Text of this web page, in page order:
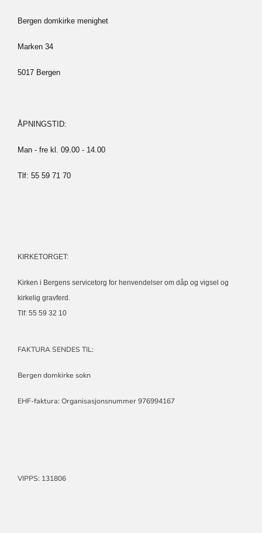
Bergen domkirke menighet
Marken 34
5017 Bergen
ÅPNINGSTID:
Man - fre kl. 09.00 - 14.00
Tlf: 55 59 71 70
KIRKETORGET:
Kirken i Bergens servicetorg for henvendelser om dåp og vigsel og
kirkelig gravferd.
Tlf: 55 59 32 10
FAKTURA SENDES TIL:
Bergen domkirke sokn
EHF-faktura: Organisasjonsnummer 976994167
VIPPS: 131806